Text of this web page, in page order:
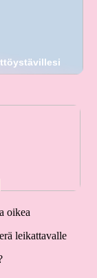
oikea
leikattavalle